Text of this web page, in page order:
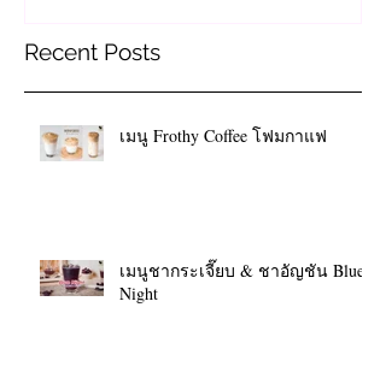
Recent Posts
เมนู Frothy Coffee โฟมกาแฟ
เมนูชากระเจี๊ยบ & ชาอัญชัน Blue
Night